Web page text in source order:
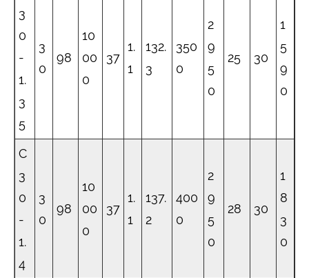
3
0
-
1.
3
5
3
0
98
10
00
0
37
1.
1
132.
3
350
0
2
9
5
0
25 30
1
5
9
0
C
3
0
-
1.
4
3
0
98
10
00
0
37
1.
1
137.
2
400
0
2
9
5
0
28 30
1
8
3
0